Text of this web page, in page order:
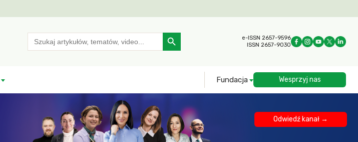
Search
for:
Search Button
e-ISSN 2657-9596
ISSN 2657-9030
Fundacja Wesprzyj nas
Odwiedź kanał →